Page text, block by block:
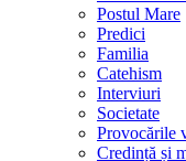
Postul Mare
Predici
Familia
Catehism
Interviuri
Societate
Provocările
Credință și